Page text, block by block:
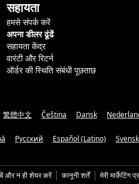
सहायता
हमसे संपर्क करें
अपना डीलर ढूंढें
सहायता केंद्र
वारंटी और रिटर्न
ऑर्डर की स्थिति संबंधी पूछताछ
繁體中文 Čeština Dansk
Русский Español (Latino)
और न ही शेयर करें कानूनी शर्तें मेरी मार्केटिंग